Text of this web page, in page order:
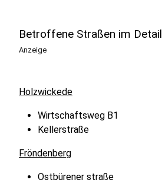
Betroffene Straßen im Detail
Anzeige
Holzwickede
Wirtschaftsweg B1
Kellerstraße
Fröndenberg
Ostbürener straße